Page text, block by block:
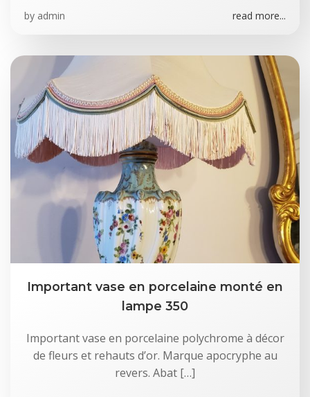
by admin read more...
Important vase en porcelaine monté en
lampe 350
Important vase en porcelaine polychrome à décor
de fleurs et rehauts d’or. Marque apocryphe au
revers. Abat […]